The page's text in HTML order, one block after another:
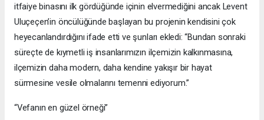
itfaiye binasını ilk gördüğünde içinin elvermediğini ancak Levent
Uluçeçen’in öncülüğünde başlayan bu projenin kendisini çok
heyecanlandırdığını ifade etti ve şunları ekledi: “Bundan sonraki
süreçte de kıymetli iş insanlarımızın ilçemizin kalkınmasına,
ilçemizin daha modern, daha kendine yakışır bir hayat
sürmesine vesile olmalarını temenni ediyorum.”
“Vefanın en güzel örneği”